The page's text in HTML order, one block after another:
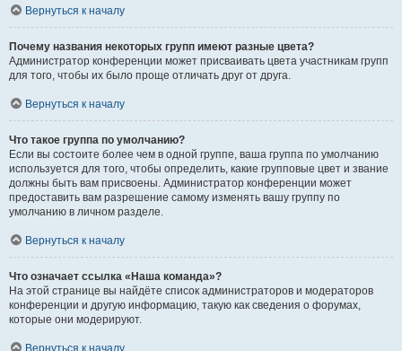
Вернуться к началу
Почему названия некоторых групп имеют разные цвета?
Администратор конференции может присваивать цвета участникам групп
для того, чтобы их было проще отличать друг от друга.
Вернуться к началу
Что такое группа по умолчанию?
Если вы состоите более чем в одной группе, ваша группа по умолчанию
используется для того, чтобы определить, какие групповые цвет и звание
должны быть вам присвоены. Администратор конференции может
предоставить вам разрешение самому изменять вашу группу по
умолчанию в личном разделе.
Вернуться к началу
Что означает ссылка «Наша команда»?
На этой странице вы найдёте список администраторов и модераторов
конференции и другую информацию, такую как сведения о форумах,
которые они модерируют.
Вернуться к началу